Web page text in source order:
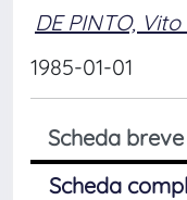
DE PINTO,
1985-01-01
Scheda breve
Scheda